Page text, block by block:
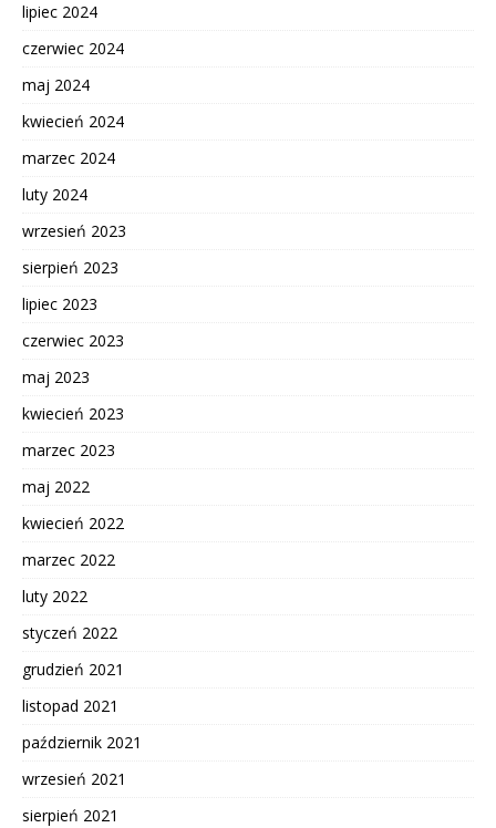
lipiec 2024
czerwiec 2024
maj 2024
kwiecień 2024
marzec 2024
luty 2024
wrzesień 2023
sierpień 2023
lipiec 2023
czerwiec 2023
maj 2023
kwiecień 2023
marzec 2023
maj 2022
kwiecień 2022
marzec 2022
luty 2022
styczeń 2022
grudzień 2021
listopad 2021
październik 2021
wrzesień 2021
sierpień 2021